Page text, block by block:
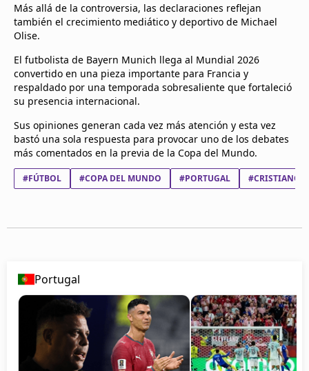
Más allá de la controversia, las declaraciones reflejan
también el crecimiento mediático y deportivo de Michael
Olise.
El futbolista de Bayern Munich llega al Mundial 2026
convertido en una pieza importante para Francia y
respaldado por una temporada sobresaliente que fortaleció
su presencia internacional.
Sus opiniones generan cada vez más atención y esta vez
bastó una sola respuesta para provocar uno de los debates
más comentados en la previa de la Copa del Mundo.
#FÚTBOL #COPA DEL MUNDO #PORTUGAL #CRISTIANO
Portugal